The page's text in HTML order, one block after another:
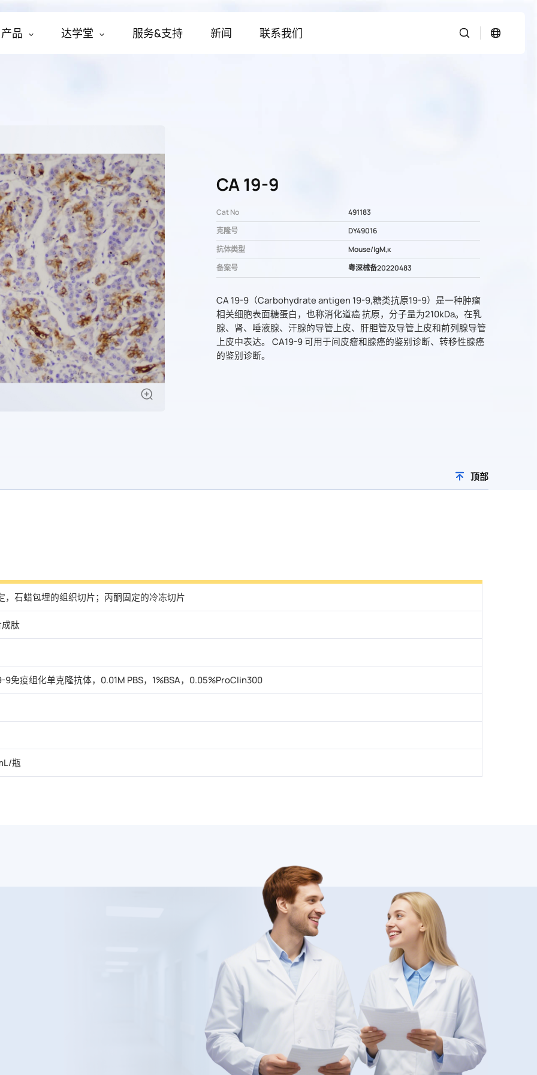
产品 达学堂 服务&支持 新闻 联系我们
CA 19-9
Cat No
491183
克隆号
DY49016
抗体类型
Mouse/IgM,κ
备案号
粤深械备20220483
CA 19-9（Carbohydrate antigen 19-9,糖类抗原19-9）是一种肿瘤
相关细胞表面糖蛋白，也称消化道癌 抗原，分子量为210kDa。在乳
腺、肾、唾液腺、汗腺的导管上皮、肝胆管及导管上皮和前列腺导管
上皮中表达。 CA19-9 可用于间皮瘤和腺癌的鉴别诊断、转移性腺癌
的鉴别诊断。
顶部
，石蜡包埋的组织切片；丙酮固定的冷冻切片
肽
9免疫组化单克隆抗体，0.01M PBS，1%BSA，0.05%ProClin300
瓶